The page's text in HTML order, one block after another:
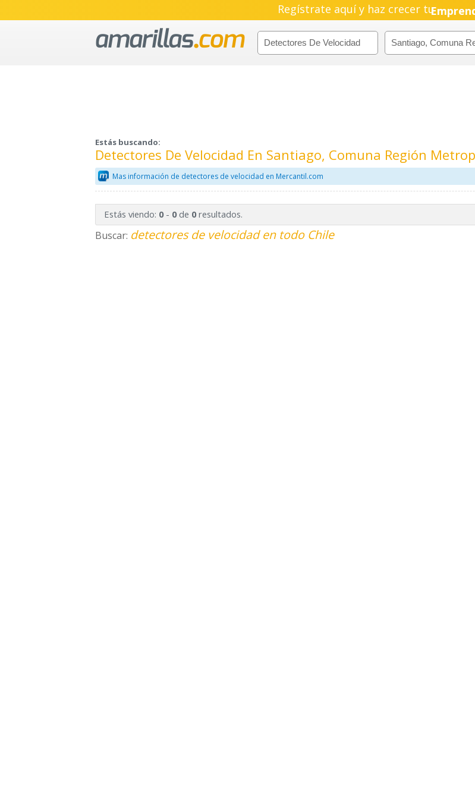
Regístrate aquí y haz crecer tu
Estás buscando:
Detectores De Velocidad En Santiago, Comuna Región
Mas información de detectores de velocidad en Mercantil.com
Estás viendo: 0- 0de 0resultados.
Buscar: detectores de velocidad en todo Chile